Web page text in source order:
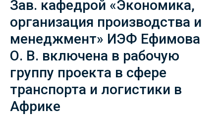
Зав. кафедрой «Экономика,
организация производства и
менеджмент» ИЭФ Ефимова
О. В. включена в рабочую
группу проекта в сфере
транспорта и логистики в
Африке